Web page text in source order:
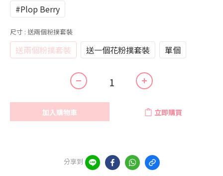
#Plop Berry
尺寸 : 送兩個粉撲套裝
送兩個粉撲套裝 送一個花粉撲套裝 單個
加入購物車 立即購買
分享到